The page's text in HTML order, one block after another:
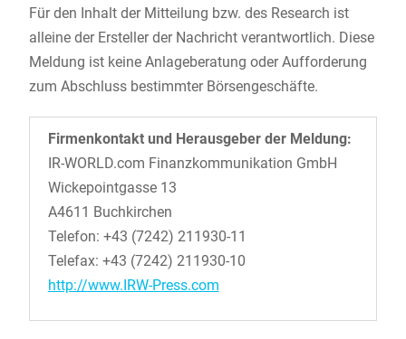
Für den Inhalt der Mitteilung bzw. des Research ist
alleine der Ersteller der Nachricht verantwortlich. Diese
Meldung ist keine Anlageberatung oder Aufforderung
zum Abschluss bestimmter Börsengeschäfte.
Firmenkontakt und Herausgeber der Meldung:
IR-WORLD.com Finanzkommunikation GmbH
Wickepointgasse 13
A4611 Buchkirchen
Telefon: +43 (7242) 211930-11
Telefax: +43 (7242) 211930-10
http://www.IRW-Press.com